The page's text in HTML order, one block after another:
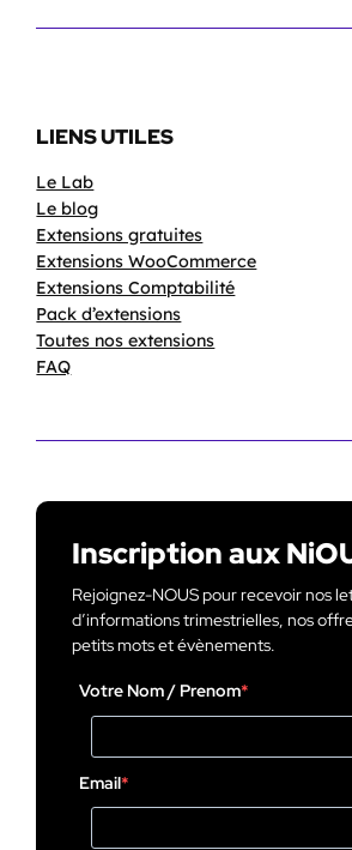
LIENS UTILES
Le Lab
Le blog
Extensions gratuites
Extensions WooCommerce
Extensions Comptabilité
Pack d’extensions
Toutes nos extensions
FAQ
Inscription aux
Rejoignez-NOUS pour recevoir nos
d’informations trimestrielles, nos
petits mots et évènements.
Votre Nom / Prenom
Email